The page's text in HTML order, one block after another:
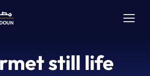
still life